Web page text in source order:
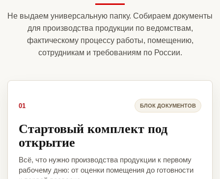
Не выдаем универсальную папку. Собираем документы
для производства продукции по ведомствам,
фактическому процессу работы, помещению,
сотрудникам и требованиям по России.
01 БЛОК ДОКУМЕНТОВ
Стартовый комплект под
открытие
Всё, что нужно производства продукции к первому
рабочему дню: от оценки помещения до готовности